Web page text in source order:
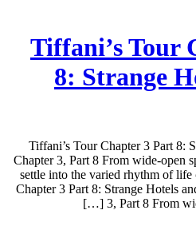
Tiffani’s Tour
8: Strange
Tiffani’s Tour Chapter 3 Part 8:
Chapter 3, Part 8 From wide-open
settle into the varied rhythm of
Chapter 3 Part 8: Strange Hotels
3, Part 8 From